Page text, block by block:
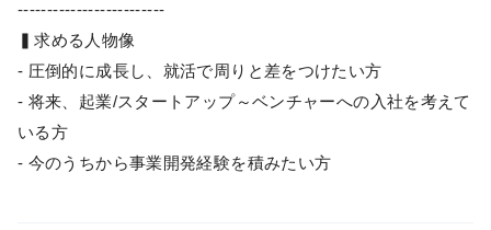
-------------------------
▍求める人物像
- 圧倒的に成長し、就活で周りと差をつけたい方
- 将来、起業/スタートアップ～ベンチャーへの入社を考えて
いる方
- 今のうちから事業開発経験を積みたい方